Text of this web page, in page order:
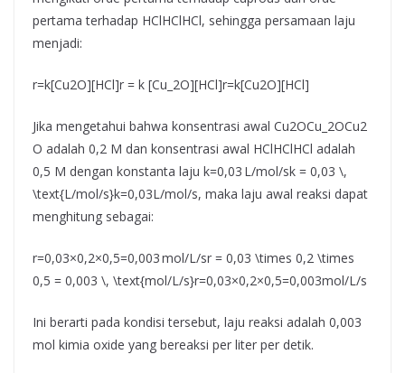
pertama terhadap HClHClHCl, sehingga persamaan laju
menjadi:
r=k[Cu2O][HCl]r = k [Cu_2O][HCl]r=k[Cu2​O][HCl]
Jika mengetahui bahwa konsentrasi awal Cu2OCu_2OCu2​
O adalah 0,2 M dan konsentrasi awal HClHClHCl adalah
0,5 M dengan konstanta laju k=0,03 L/mol/sk = 0,03 \,
\text{L/mol/s}k=0,03L/mol/s, maka laju awal reaksi dapat
menghitung sebagai:
r=0,03×0,2×0,5=0,003 mol/L/sr = 0,03 \times 0,2 \times
0,5 = 0,003 \, \text{mol/L/s}r=0,03×0,2×0,5=0,003mol/L/s
Ini berarti pada kondisi tersebut, laju reaksi adalah 0,003
mol kimia oxide yang bereaksi per liter per detik.